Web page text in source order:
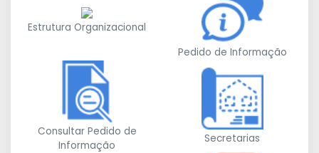
Estrutura Organizacional
Pedido de Informação
Consultar Pedido de
Informação
Secretarias